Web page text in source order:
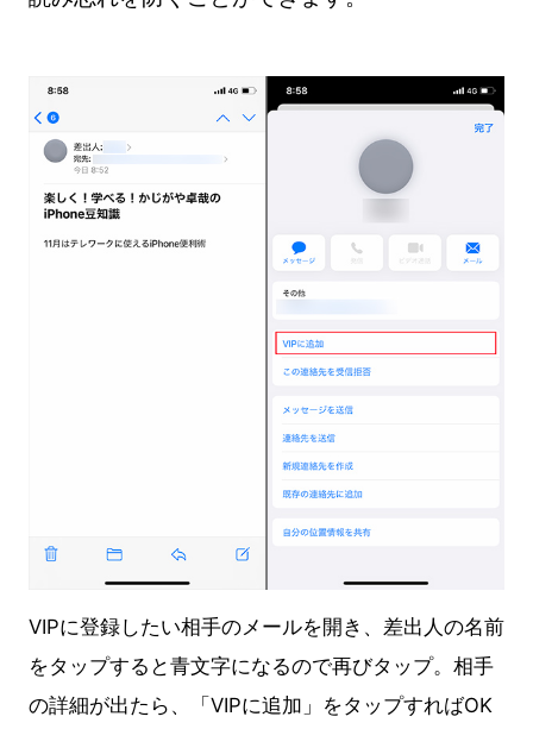
VIPに登録したい相手のメールを開き、差出人の名前
をタップすると青文字になるので再びタップ。相手
の詳細が出たら、「VIPに追加」をタップすればOK